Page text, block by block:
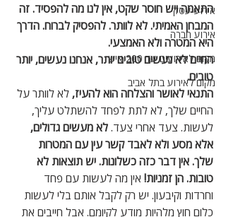
אירוע עסקי
אירוע חברה
מקום לאירועים עד 200 איש
מקום לאירוע בתל אביב
התאמה ויש חוסר שקט, אין לנו מה להפסיד. זה
המבחן האמיתי. לא לוותר. להפסיק לברוח. הדרך
היא המטרה ולא האמצעי.
החיים לא נעשים טובים יותר, אנחנו נעשים, יותר
טובים.
התנאי לאושר והצלחה הוא להעיז, לא לוותר על
החיים שלך, לא לתת לפחד להשתלט עליך,
לעשות. צעד אחרי צעד. לא מעשים גדולים,
אלא מסע ולא לאבד קשר עין עם המטרות
שלך. אין דבר כזה כשלונות. יש תוצאות לא
טובות. הן זמניות! אין מה לעשות עם פחד
וחרדות וקיבעון. יש רק לקבל אותם בלי לעשות
כלום חוץ מלהיות מודע לקיומם. אבל חייבים את